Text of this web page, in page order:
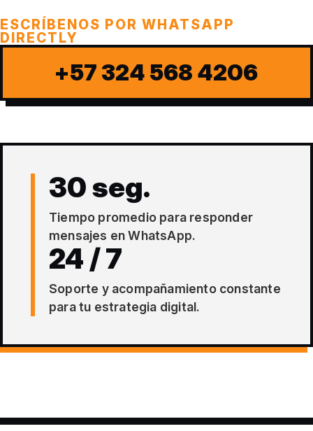
ESCRÍBENOS POR WHATSAPP
DIRECTLY
+57 324 568 4206
30 seg.
Tiempo promedio para responder
mensajes en WhatsApp.
24 / 7
Soporte y acompañamiento constante
para tu estrategia digital.